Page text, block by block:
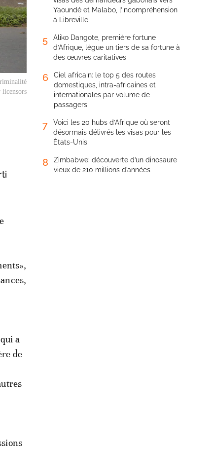
licensors
a
de
Yaoundé et Malabo, l’incompréhension
à Libreville
5
Aliko Dangote, première fortune
d’Afrique, lègue un tiers de sa fortune à
des œuvres caritatives
6
Ciel africain: le top 5 des routes
domestiques, intra-africaines et
internationales par volume de
passagers
7
Voici les 20 hubs d’Afrique où seront
désormais délivrés les visas pour les
États-Unis
8
Zimbabwe: découverte d’un dinosaure
vieux de 210 millions d’années